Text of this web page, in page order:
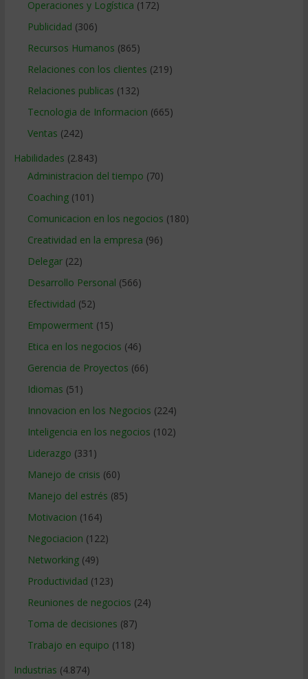
Operaciones y Logística (172)
Publicidad (306)
Recursos Humanos (865)
Relaciones con los clientes (219)
Relaciones publicas (132)
Tecnologia de Informacion (665)
Ventas (242)
Habilidades (2.843)
Administracion del tiempo (70)
Coaching(101)
Comunicacion en los negocios (180)
Creatividad en la empresa (96)
Delegar(22)
Desarrollo Personal (566)
Efectividad (52)
Empowerment (15)
Etica en los negocios (46)
Gerencia de Proyectos (66)
Idiomas (51)
Innovacion en los Negocios (224)
Inteligencia en los negocios (102)
Liderazgo (331)
Manejo de crisis (60)
Manejo del estrés (85)
Motivacion (164)
Negociacion (122)
Networking(49)
Productividad (123)
Reuniones de negocios (24)
Toma de decisiones (87)
Trabajo en equipo (118)
Industrias (4.874)